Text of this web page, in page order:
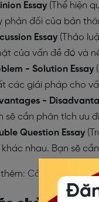
Essay (Thể hiện
phản đối của bản
Essay (Thảo
của vấn đề đó và
- Solution Essay
các giải pháp cho
-
sẽ cần phân tích ưu
Question Essay
khác nhau. Bạn sẽ
thêm: Cấu trúc đề thi